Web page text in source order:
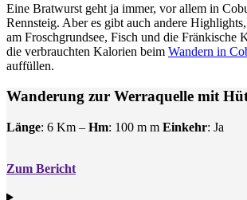
Eine Bratwurst geht ja immer, vor allem in
Rennsteig. Aber es gibt auch andere
am Froschgrundsee, Fisch und die Fränkische
die verbrauchten Kalorien beim Wandern in
auffüllen.
Wanderung zur Werraquelle mit
Länge: 6 Km – Hm: 100 m m Einkehr: Ja
Zum Bericht